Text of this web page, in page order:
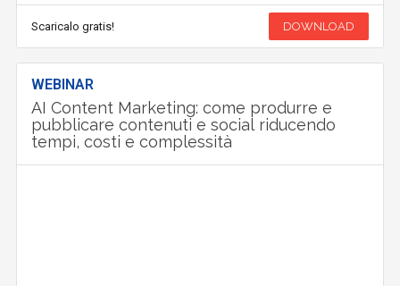
Scaricalo gratis! DOWNLOAD
WEBINAR
AI Content Marketing: come produrre e
pubblicare contenuti e social riducendo
tempi, costi e complessità